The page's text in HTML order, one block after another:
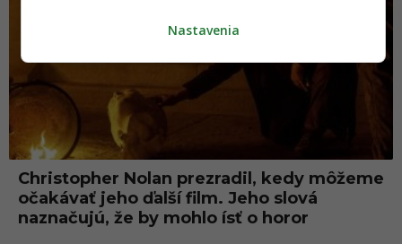
Christopher Nolan prezradil, kedy môžeme
očakávať jeho ďalší film. Jeho slová
naznačujú, že by mohlo ísť o horor
Nastavenia